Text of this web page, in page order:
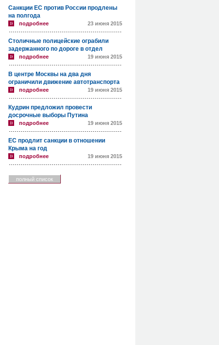
Санкции ЕС против России продлены
на полгода
подробнее 23 июня 2015
Столичные полицейские ограбили
задержанного по дороге в отдел
подробнее 19 июня 2015
В центре Москвы на два дня
ограничили движение автотранспорта
подробнее 19 июня 2015
Кудрин предложил провести
досрочные выборы Путина
подробнее 19 июня 2015
ЕС продлит санкции в отношении
Крыма на год
подробнее 19 июня 2015
полный список